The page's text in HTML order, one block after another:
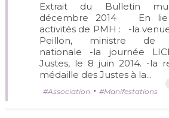
Extrait du Bulletin
décembre 2014 En
activités de PMH : -la
Peillon, ministre de
nationale -la journée
Justes, le 8 juin 2014. -la
médaille des Justes à la...
Association • Manifestations